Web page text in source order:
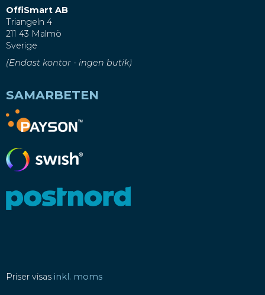
OffiSmart AB
Triangeln 4
211 43 Malmö
Sverige
(Endast kontor - ingen butik)
SAMARBETEN
Priser visas inkl. moms